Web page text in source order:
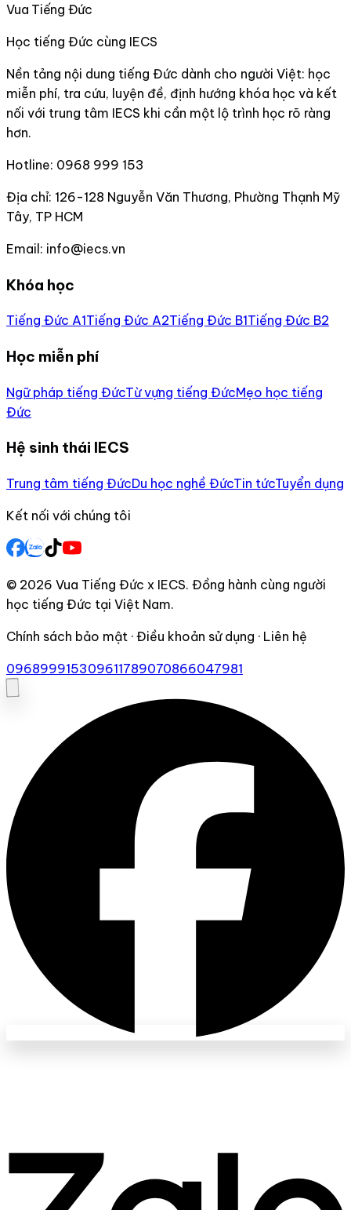
Vua Tiếng Đức
Học tiếng Đức cùng IECS
Nền tảng nội dung tiếng Đức dành cho người Việt: học
miễn phí, tra cứu, luyện đề, định hướng khóa học và kết
nối với trung tâm IECS khi cần một lộ trình học rõ ràng
hơn.
Hotline: 0968 999 153
Địa chỉ: 126-128 Nguyễn Văn Thương, Phường Thạnh Mỹ
Tây, TP HCM
Email: info@iecs.vn
Khóa học
Tiếng Đức A1Tiếng Đức A2Tiếng Đức B1Tiếng Đức B2
Học miễn phí
Ngữ pháp tiếng ĐứcTừ vựng tiếng ĐứcMẹo học tiếng
Đức
Hệ sinh thái IECS
Trung tâm tiếng ĐứcDu học nghề ĐứcTin tứcTuyển dụng
Kết nối với chúng tôi
© 2026 Vua Tiếng Đức x IECS. Đồng hành cùng người
học tiếng Đức tại Việt Nam.
Chính sách bảo mật · Điều khoản sử dụng · Liên hệ
096899915309611789070866047981